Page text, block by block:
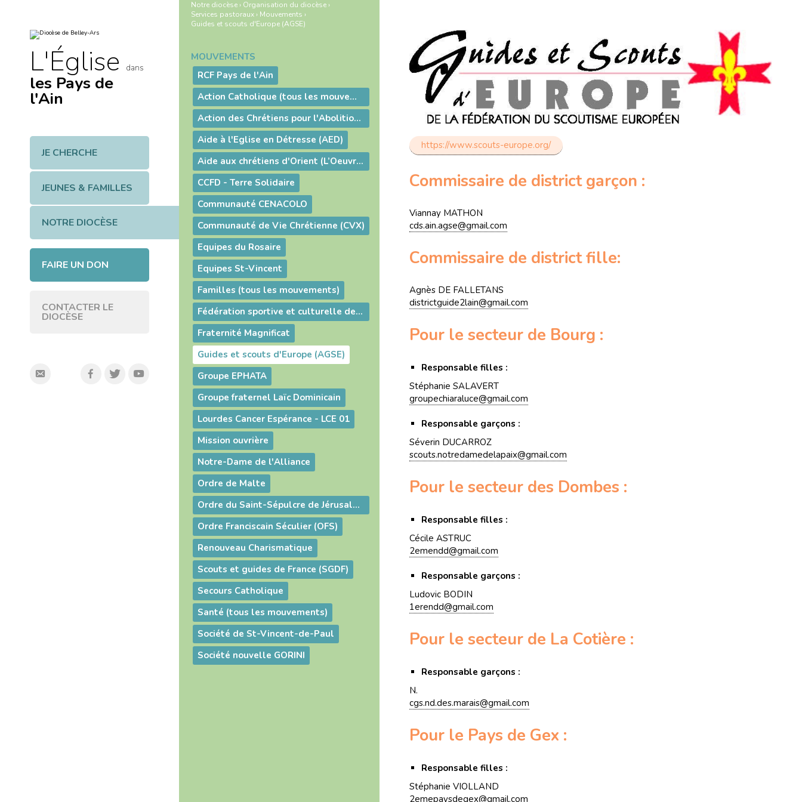
L'Église dans
les Pays de
l'Ain
JE CHERCHE
JEUNES & FAMILLES
NOTRE DIOCÈSE
FAIRE UN DON
CONTACTER LE
DIOCÈSE
https://www.scouts-europe.org/
Commissaire de district garçon :
Viannay MATHON
cds.ain.agse@gmail.com
Commissaire de district fille:
Agnès DE FALLETANS
districtguide2lain@gmail.com
Pour le secteur de Bourg :
Responsable filles :
Stéphanie SALAVERT
groupechiaraluce@gmail.com
Responsable garçons :
Séverin DUCARROZ
scouts.notredamedelapaix@gmail.com
Pour le secteur des Dombes :
Responsable filles :
Cécile ASTRUC
2emendd@gmail.com
Responsable garçons :
Ludovic BODIN
1erendd@gmail.com
Pour le secteur de La Cotière :
Responsable garçons :
N.
cgs.nd.des.marais@gmail.com
Pour le Pays de Gex :
Responsable filles :
Stéphanie VIOLLAND
2emepaysdegex@gmail.com
Notre diocèse › Organisation du diocèse ›
Services pastoraux › Mouvements ›
Guides et scouts d'Europe (AGSE)
Navigation
MOUVEMENTS
RCF Pays de l'Ain
Action Catholique (tous les mouvements)
Action des Chrétiens pour l'Abolition de la Torture (ACAT)
Aide à l'Eglise en Détresse (AED)
Aide aux chrétiens d'Orient (L’Oeuvre d’Orient)
CCFD - Terre Solidaire
Communauté CENACOLO
Communauté de Vie Chrétienne (CVX)
Equipes du Rosaire
Equipes St-Vincent
Familles (tous les mouvements)
Fédération sportive et culturelle de France (FSCF)
Fraternité Magnificat
Guides et scouts d'Europe (AGSE)
Groupe EPHATA
Groupe fraternel Laïc Dominicain
Lourdes Cancer Espérance - LCE 01
Mission ouvrière
Notre-Dame de l'Alliance
Ordre de Malte
Ordre du Saint-Sépulcre de Jérusalem
Ordre Franciscain Séculier (OFS)
Renouveau Charismatique
Scouts et guides de France (SGDF)
Secours Catholique
Santé (tous les mouvements)
Société de St-Vincent-de-Paul
Société nouvelle GORINI